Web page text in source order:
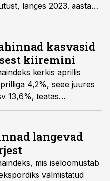
langes 2023. aasta
ja tõusis võrreldes
kasvasid
kiiremini
kerkis aprillis
4,2%, seee juures
13,6%, teatas
langevad
mis iseloomustab
valmistatud